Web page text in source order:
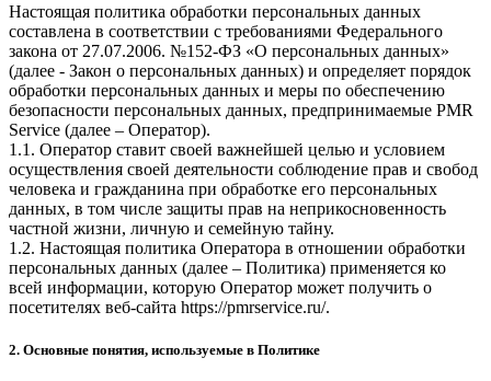
Настоящая политика обработки персональных данных
составлена в соответствии с требованиями Федерального
закона от 27.07.2006. №152-ФЗ «О персональных данных»
(далее - Закон о персональных данных) и определяет порядок
обработки персональных данных и меры по обеспечению
безопасности персональных данных, предпринимаемые PMR
Service (далее – Оператор).
1.1. Оператор ставит своей важнейшей целью и условием
осуществления своей деятельности соблюдение прав и свобод
человека и гражданина при обработке его персональных
данных, в том числе защиты прав на неприкосновенность
частной жизни, личную и семейную тайну.
1.2. Настоящая политика Оператора в отношении обработки
персональных данных (далее – Политика) применяется ко
всей информации, которую Оператор может получить о
посетителях веб-сайта https://pmrservice.ru/.
2. Основные понятия, используемые в Политике